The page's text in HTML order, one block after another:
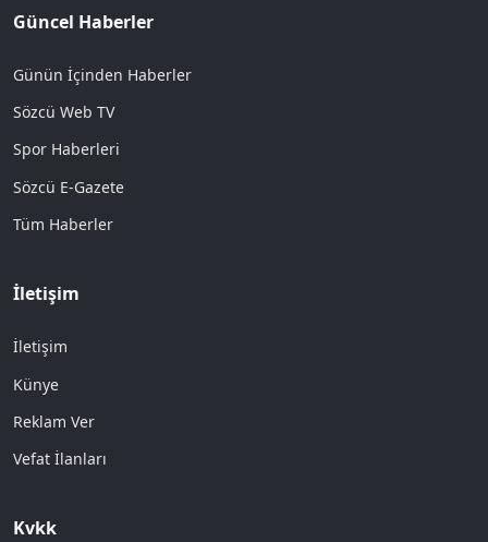
Güncel Haberler
Günün İçinden Haberler
Sözcü Web TV
Spor Haberleri
Sözcü E-Gazete
Tüm Haberler
İletişim
İletişim
Künye
Reklam Ver
Vefat İlanları
Kvkk